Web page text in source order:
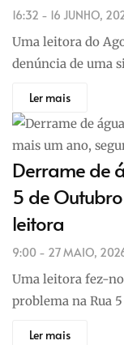
16:32 - 16 JUNHO,
Uma leitora do
denúncia de uma
Ler mais
Derrame de
5 de
leitora
9:00 - 27 MAIO,
Uma leitora fez-
problema na Rua
Ler mais